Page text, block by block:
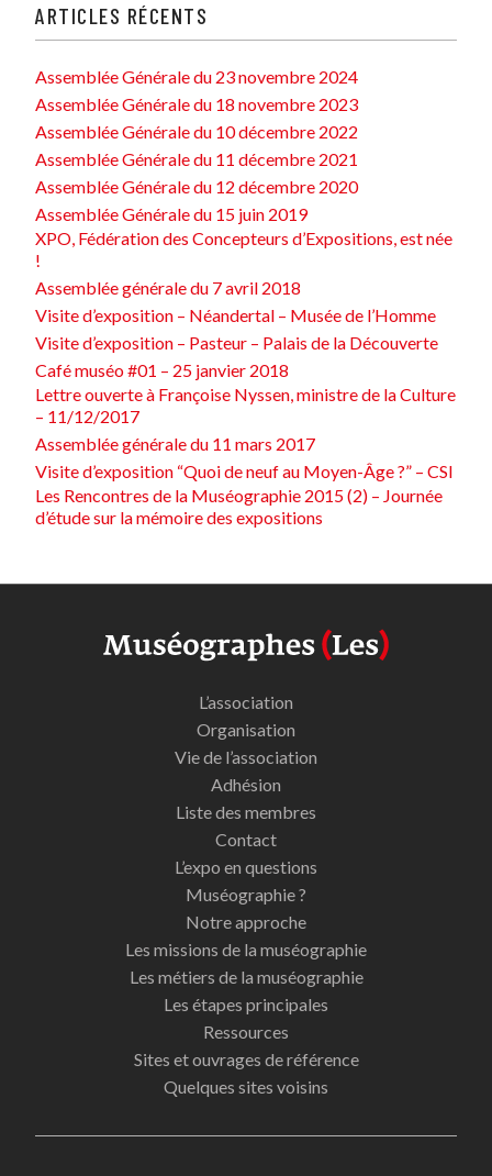
ARTICLES RÉCENTS
Assemblée Générale du 23 novembre 2024
Assemblée Générale du 18 novembre 2023
Assemblée Générale du 10 décembre 2022
Assemblée Générale du 11 décembre 2021
Assemblée Générale du 12 décembre 2020
Assemblée Générale du 15 juin 2019
XPO, Fédération des Concepteurs d’Expositions, est née
!
Assemblée générale du 7 avril 2018
Visite d’exposition – Néandertal – Musée de l’Homme
Visite d’exposition – Pasteur – Palais de la Découverte
Café muséo #01 – 25 janvier 2018
Lettre ouverte à Françoise Nyssen, ministre de la Culture
– 11/12/2017
Assemblée générale du 11 mars 2017
Visite d’exposition “Quoi de neuf au Moyen-Âge ?” – CSI
Les Rencontres de la Muséographie 2015 (2) – Journée
d’étude sur la mémoire des expositions
L’association
Organisation
Vie de l’association
Adhésion
Liste des membres
Contact
L’expo en questions
Muséographie ?
Notre approche
Les missions de la muséographie
Les métiers de la muséographie
Les étapes principales
Ressources
Sites et ouvrages de référence
Quelques sites voisins